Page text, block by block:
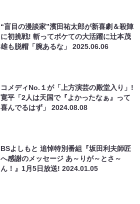
“盲目の漫談家”濱田祐太郎が新喜劇＆殺陣
に初挑戦! 斬ってボケての大活躍に辻本茂
雄も脱帽「腕あるな」2025.06.06
コメディNo.１が「上方演芸の殿堂入り」!
寛平「2人は天国で『よかったなぁ』って
喜んでるはず」2024.08.08
BSよしもと 追悼特別番組『坂田利夫師匠
へ感謝のメッセージ あ～りが～とさ～
ん！』1月5日放送!2024.01.05